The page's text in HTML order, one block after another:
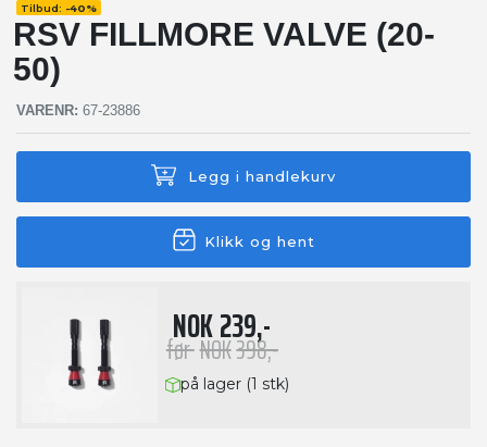
Tilbud: -40%
RSV FILLMORE VALVE (20-
50)
VARENR: 67-23886
Legg i handlekurv
Klikk og hent
NOK239,-
førNOK398,-
på lager (1 stk)